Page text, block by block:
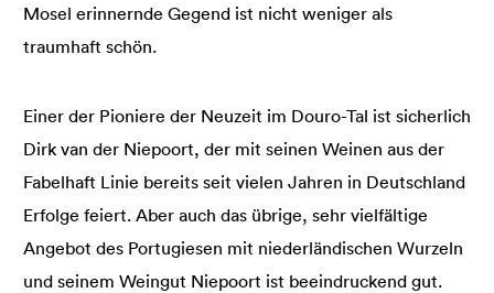
Mosel erinnernde Gegend ist nicht weniger als
traumhaft schön.
Einer der Pioniere der Neuzeit im Douro-Tal ist sicherlich
Dirk van der Niepoort, der mit seinen Weinen aus der
Fabelhaft Linie bereits seit vielen Jahren in Deutschland
Erfolge feiert. Aber auch das übrige, sehr vielfältige
Angebot des Portugiesen mit niederländischen Wurzeln
und seinem Weingut Niepoort ist beeindruckend gut.